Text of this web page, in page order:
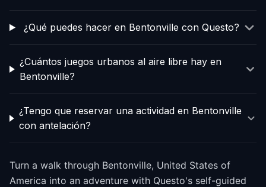
¿Qué puedes hacer en Bentonville con Questo?
¿Cuántos juegos urbanos al aire libre hay en
Bentonville?
¿Tengo que reservar una actividad en Bentonville
con antelación?
Turn a walk through Bentonville, United States of
America into an adventure with Questo's self-guided